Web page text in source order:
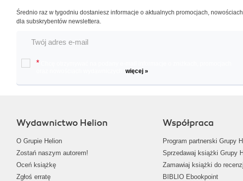
Średnio raz w tygodniu dostaniesz informacje o aktualnych promocjach,
dla subskrybentów newslettera.
*
więcej »
Wydawnictwo Helion
O Grupie Helion
Zostań naszym autorem!
Oceń książkę
Zgłoś erratę
Współpraca
Program partnerski Grupy
Sprzedawaj książki Grupy
Zamawiaj książki do
BIBLIO Ebookpoint